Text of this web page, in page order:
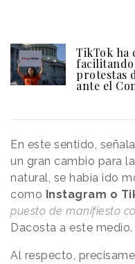
TikTok ha
protestas
ante el
En este sentido,
un gran cambio para
natural, se había ido
como Instagram o
puesto de manifiesto
Dacosta a este medio.
Al respecto,